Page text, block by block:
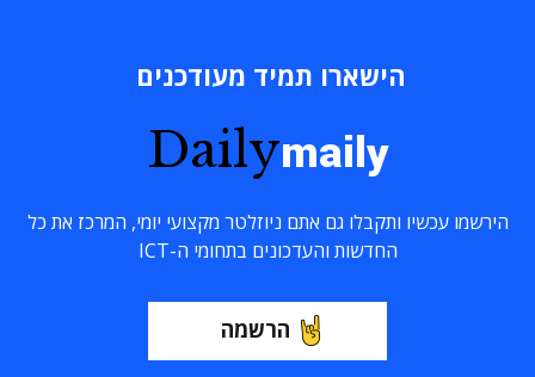
הישארו תמיד מעודכנים
Dailymaily
הירשמו עכשיו ותקבלו גם אתם ניוזלטר מקצועי יומי, המרכז את כל
החדשות והעדכונים בתחומי ה-ICT
הרשמה